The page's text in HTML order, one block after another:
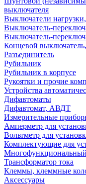
выключателя
Выключатели
Выключатель-
Выключатель-
Концевой
Разъединитель
Рубильник
Рубильник в корпусе
Рукоятки и прочие
Устройства
Дифавтоматы
Дифавтомат, АВДТ
Измерительные
Амперметр для
Вольтметр для
Комплектующие для
Трансформатор тока
Клеммы, клеммные
Аксессуары